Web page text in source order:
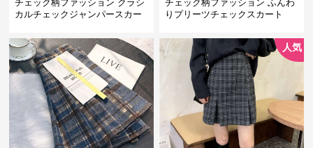
チェック柄ファッション クラシ
カルチェックジャンパースカー
チェック柄ファッション ふんわ
りプリーツチェックスカート
人気